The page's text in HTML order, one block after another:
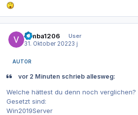
Simba1206
User
31. Oktober 20223 j
AUTOR
vor 2 Minuten schrieb allesweg:
Welche hättest du denn noch verglichen?
Gesetzt sind:
Win2019Server